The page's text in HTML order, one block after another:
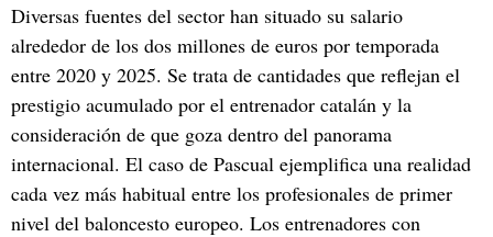
Diversas fuentes del sector han situado su salario
alrededor de los dos millones de euros por temporada
entre 2020 y 2025. Se trata de cantidades que reflejan el
prestigio acumulado por el entrenador catalán y la
consideración de que goza dentro del panorama
internacional. El caso de Pascual ejemplifica una realidad
cada vez más habitual entre los profesionales de primer
nivel del baloncesto europeo. Los entrenadores con